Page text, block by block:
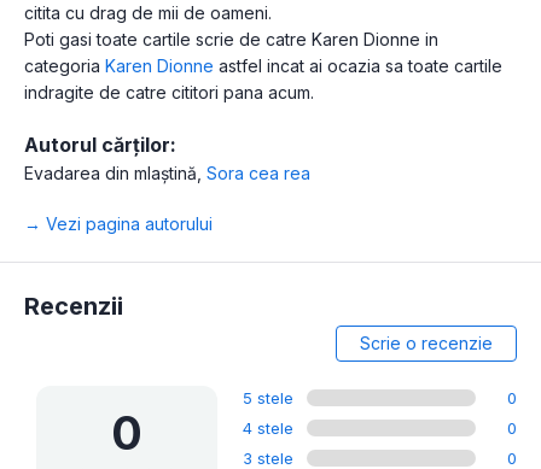
citita cu drag de mii de oameni.
Poti gasi toate cartile scrie de catre Karen Dionne in
categoria Karen Dionne astfel incat ai ocazia sa toate cartile
indragite de catre cititori pana acum.
Autorul cărților:
Evadarea din mlaștină Sora cea rea
→ Vezi pagina autorului
Recenzii
Scrie o recenzie
0
5 stele
0
4 stele
0
3 stele
0